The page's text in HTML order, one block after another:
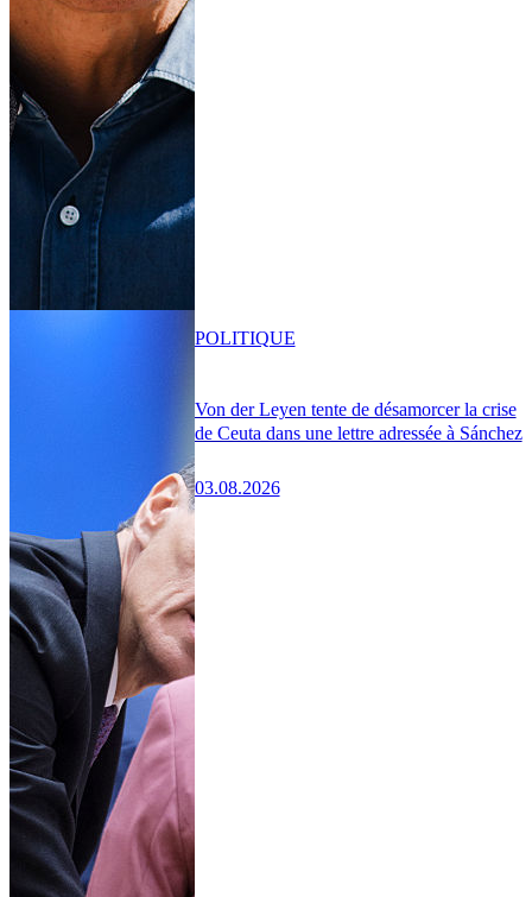
Von der Leyen tente de désamorcer la crise
de Ceuta dans une lettre adressée à Sánchez
03.08.2026
POLITIQUE